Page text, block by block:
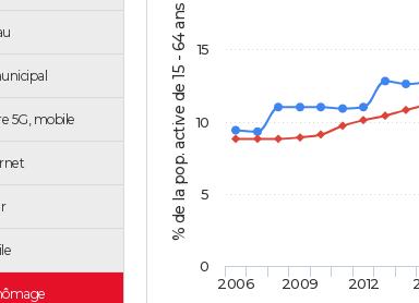
5G, mobile % de la pop. active de 15 - 64 ans
2006 2009 2012
0
5
10
15